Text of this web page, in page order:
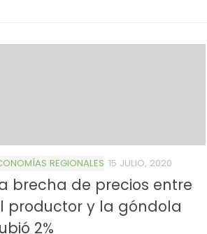
REGIONALES 15 JULIO, 2020
brecha de precios entre
productor y la góndola
2%